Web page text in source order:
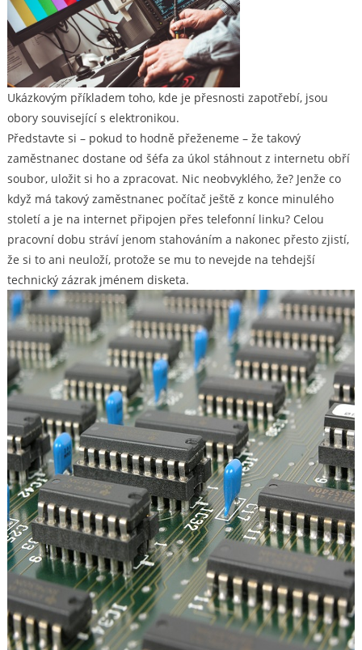
Ukázkovým příkladem toho, kde je přesnosti zapotřebí, jsou
obory související s elektronikou.
Představte si – pokud to hodně přeženeme – že takový
zaměstnanec dostane od šéfa za úkol stáhnout z internetu obří
soubor, uložit si ho a zpracovat. Nic neobvyklého, že? Jenže co
když má takový zaměstnanec počítač ještě z konce minulého
století a je na internet připojen přes telefonní linku? Celou
pracovní dobu stráví jenom stahováním a nakonec přesto zjistí,
že si to ani neuloží, protože se mu to nevejde na tehdejší
technický zázrak jménem disketa.